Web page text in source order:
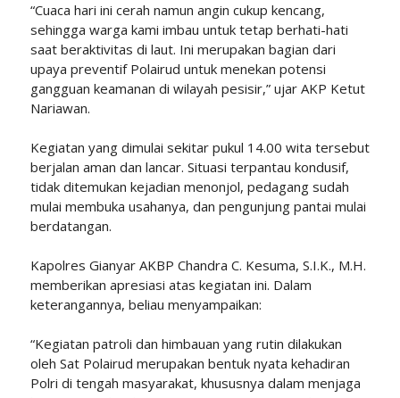
“Cuaca hari ini cerah namun angin cukup kencang,
sehingga warga kami imbau untuk tetap berhati-hati
saat beraktivitas di laut. Ini merupakan bagian dari
upaya preventif Polairud untuk menekan potensi
gangguan keamanan di wilayah pesisir,” ujar AKP Ketut
Nariawan.
Kegiatan yang dimulai sekitar pukul 14.00 wita tersebut
berjalan aman dan lancar. Situasi terpantau kondusif,
tidak ditemukan kejadian menonjol, pedagang sudah
mulai membuka usahanya, dan pengunjung pantai mulai
berdatangan.
Kapolres Gianyar AKBP Chandra C. Kesuma, S.I.K., M.H.
memberikan apresiasi atas kegiatan ini. Dalam
keterangannya, beliau menyampaikan:
“Kegiatan patroli dan himbauan yang rutin dilakukan
oleh Sat Polairud merupakan bentuk nyata kehadiran
Polri di tengah masyarakat, khususnya dalam menjaga